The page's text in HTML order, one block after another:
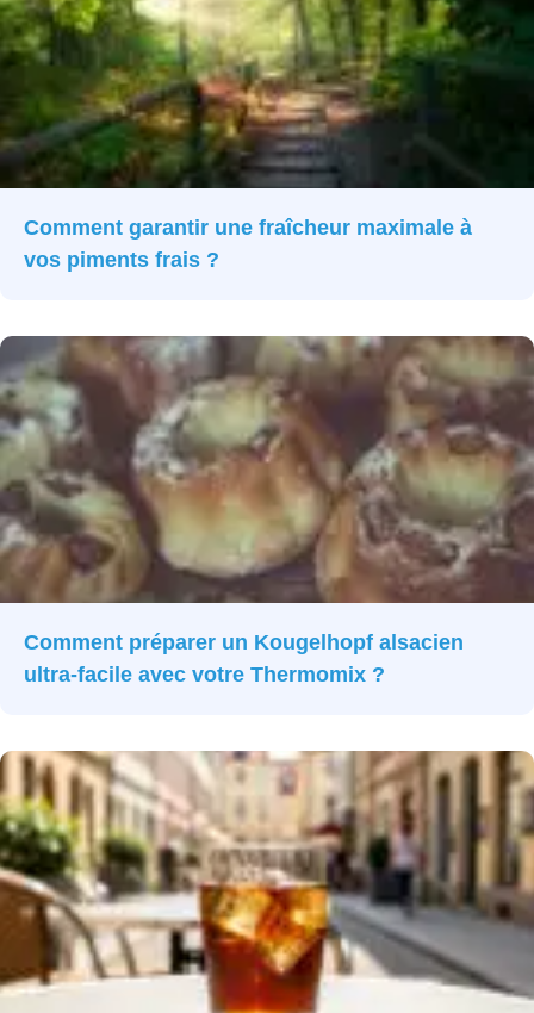
Comment garantir une fraîcheur maximale à
vos piments frais ?
Comment préparer un Kougelhopf alsacien
ultra-facile avec votre Thermomix ?